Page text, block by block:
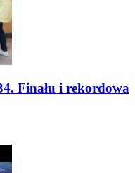
Finału i rekordowa